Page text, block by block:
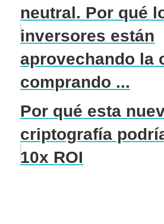
neutral. Por qué
inversores están
aprovechando la
comprando ...
Por qué esta
criptografía
10x ROI